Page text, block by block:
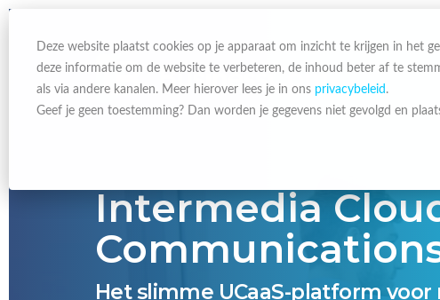
Deze website plaatst cookies op je apparaat om inzicht te krijgen in het
deze informatie om de website te verbeteren, de inhoud beter af te
als via andere kanalen. Meer hierover lees je in ons privacybeleid .
Geef je geen toestemming? Dan worden je gegevens niet gevolgd en
Intermedia
Het slimme UCaaS-platform voor